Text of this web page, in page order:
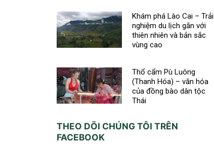
Khám phá Lào Cai – Trải
nghiệm du lịch gắn với
thiên nhiên và bản sắc
vùng cao
Thổ cẩm Pù Luông
(Thanh Hóa) – văn hóa
của đồng bào dân tộc
Thái
THEO DÕI CHÚNG TÔI TRÊN
FACEBOOK